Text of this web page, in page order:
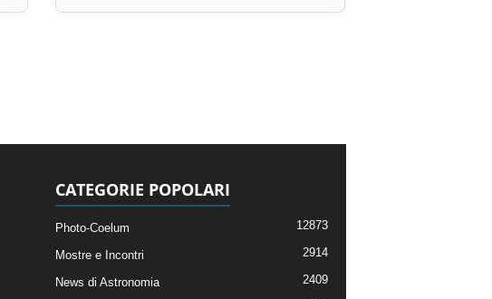
CATEGORIE POPOLARI
Photo-Coelum 12873
Mostre e Incontri 2914
News di Astronomia 2409